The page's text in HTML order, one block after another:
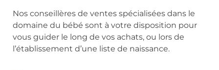
Nos conseillères de ventes spécialisées dans le
domaine du bébé sont à votre disposition pour
vous guider le long de vos achats, ou lors de
l’établissement d’une liste de naissance.